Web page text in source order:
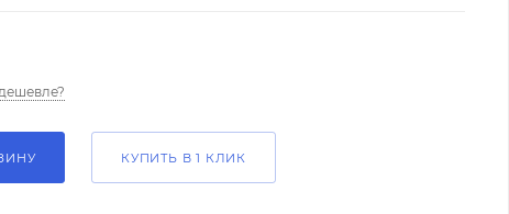
КУПИТЬ В 1 КЛИК